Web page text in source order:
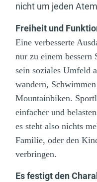
nicht um jeden
Freiheit und
Eine verbesserte
nur zu einem
sein soziales Umfeld
wandern,
Mountainbiken.
einfacher und
es steht also nichts
Familie, oder den
verbringen.
Es festigt den